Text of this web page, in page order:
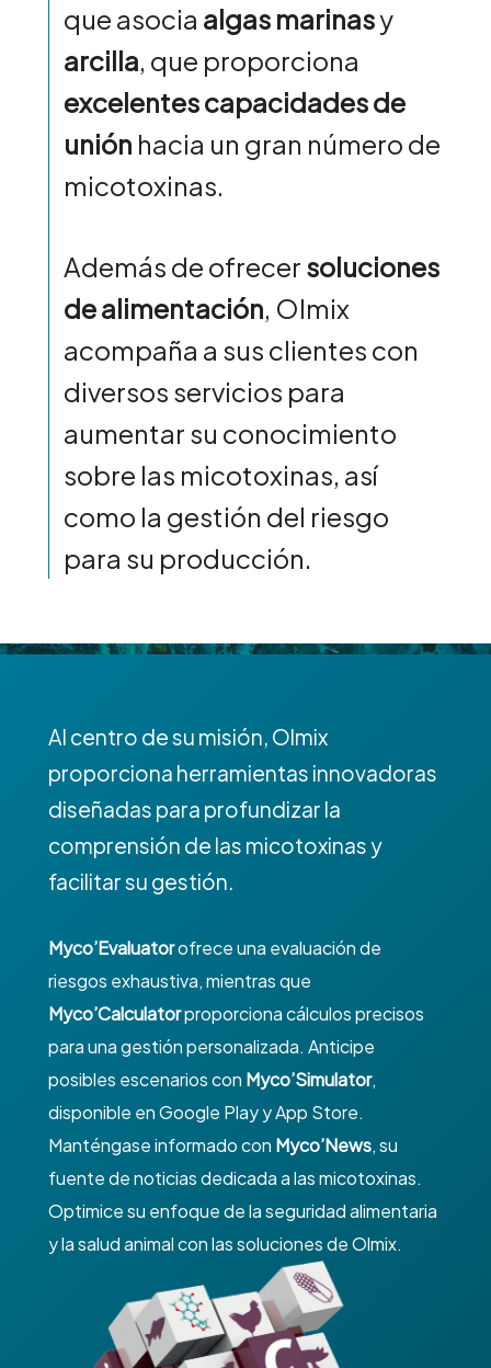
que asocia algas marinasy
arcilla, que proporciona
excelentes capacidades de
unión hacia un gran número de
micotoxinas.
Además de ofrecer soluciones
de alimentación, Olmix
acompaña a sus clientes con
diversos servicios para
aumentar su conocimiento
sobre las micotoxinas, así
como la gestión del riesgo
para su producción.
Al centro de su misión, Olmix
proporciona herramientas innovadoras
diseñadas para profundizar la
comprensión de las micotoxinas y
facilitar su gestión.
Myco’Evaluatorofrece una evaluación de
riesgos exhaustiva, mientras que
Myco’Calculatorproporciona cálculos precisos
para una gestión personalizada. Anticipe
posibles escenarios con Myco’Simulator,
disponible en Google Play y App Store.
Manténgase informado con Myco’News, su
fuente de noticias dedicada a las micotoxinas.
Optimice su enfoque de la seguridad alimentaria
y la salud animal con las soluciones de Olmix.